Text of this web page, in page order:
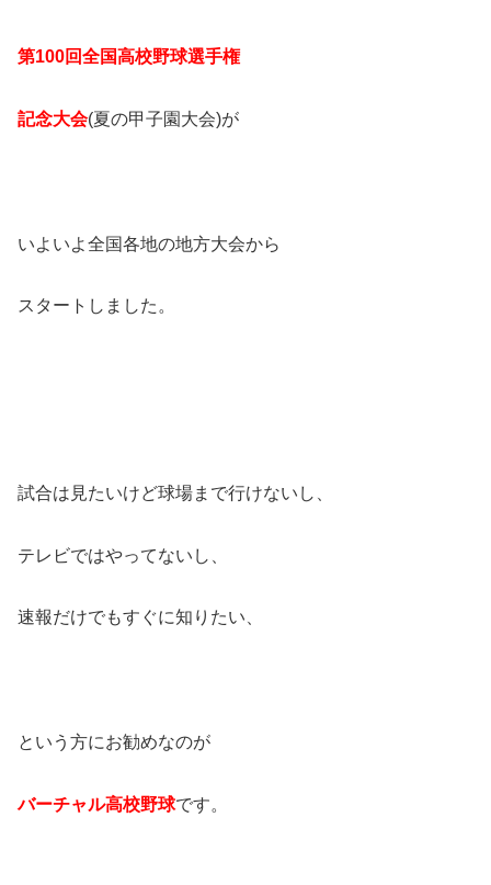
第100回全国高校野球選手権
記念大会(夏の甲子園大会)が
いよいよ全国各地の地方大会から
スタートしました。
試合は見たいけど球場まで行けないし、
テレビではやってないし、
速報だけでもすぐに知りたい、
という方にお勧めなのが
バーチャル高校野球です。